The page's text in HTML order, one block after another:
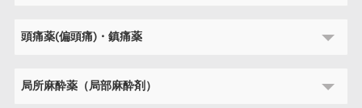
頭痛薬(偏頭痛)・鎮痛薬
局所麻酔薬（局部麻酔剤）